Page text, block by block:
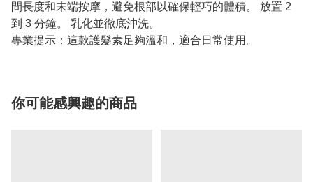
間長度和末端按摩，避免根部以確保輕巧的體積。 放置 2
到 3 分鐘。 乳化並徹底沖洗。
專業提示：這款護髮素足夠溫和，適合日常使用。
你可能感興趣的商品